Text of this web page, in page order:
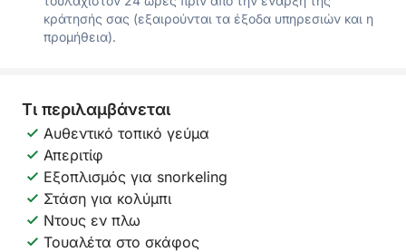
κράτησής σας (εξαιρούνται τα έξοδα υπηρεσιών και η
προμήθεια).
Τι περιλαμβάνεται
Αυθεντικό τοπικό γεύμα
Απεριτίφ
Εξοπλισμός για snorkeling
Στάση για κολύμπι
Ντους εν πλω
Τουαλέτα στο σκάφος